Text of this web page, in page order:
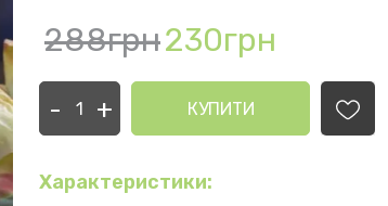
288грн230грн
- + КУПИТИ
Характеристики: